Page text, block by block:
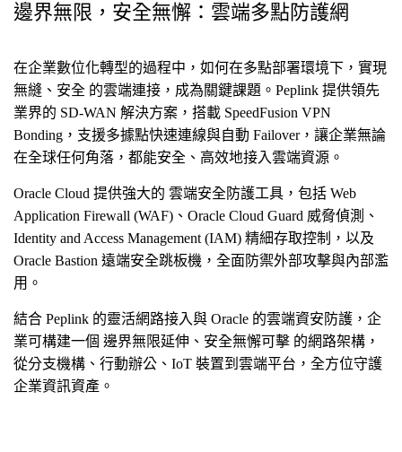
邊界無限，安全無懈：雲端多點防護網
在企業數位化轉型的過程中，如何在多點部署環境下，實現
無縫、安全 的雲端連接，成為關鍵課題。Peplink 提供領先
業界的 SD-WAN 解決方案，搭載 SpeedFusion VPN
Bonding，支援多據點快速連線與自動 Failover，讓企業無論
在全球任何角落，都能安全、高效地接入雲端資源。
Oracle Cloud 提供強大的 雲端安全防護工具，包括 Web
Application Firewall (WAF)、Oracle Cloud Guard 威脅偵測、
Identity and Access Management (IAM) 精細存取控制，以及
Oracle Bastion 遠端安全跳板機，全面防禦外部攻擊與內部濫
用。
結合 Peplink 的靈活網路接入與 Oracle 的雲端資安防護，企
業可構建一個 邊界無限延伸、安全無懈可擊 的網路架構，
從分支機構、行動辦公、IoT 裝置到雲端平台，全方位守護
企業資訊資產。